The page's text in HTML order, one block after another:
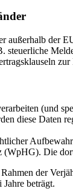
außerhalb der
steuerliche
(und
diese Daten
(WpHG). Die
der
beträgt.